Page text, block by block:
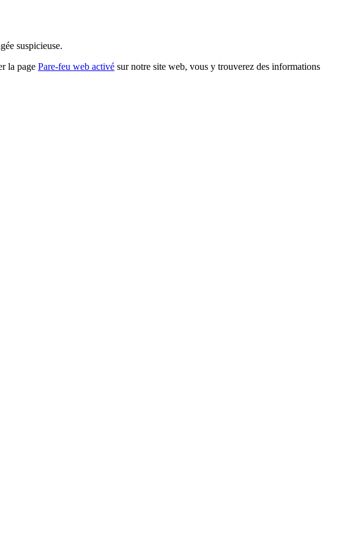
suspicieuse.
la page Pare-feu web activé sur notre site web, vous y trouverez des informations